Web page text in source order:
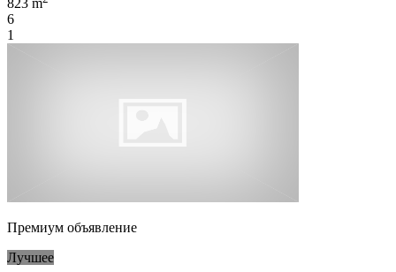
823 m
6
1
Премиум объявление
Лучшее